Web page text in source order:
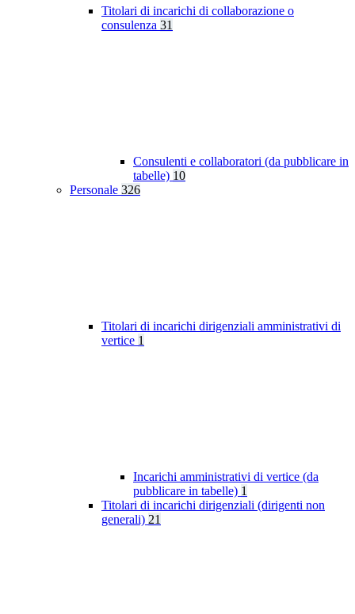
Titolari di incarichi di collaborazione o
consulenza 31
Consulenti e collaboratori (da pubblicare in
tabelle) 10
Personale 326
Titolari di incarichi dirigenziali amministrativi di
vertice 1
Incarichi amministrativi di vertice (da
pubblicare in tabelle) 1
Titolari di incarichi dirigenziali (dirigenti non
generali) 21